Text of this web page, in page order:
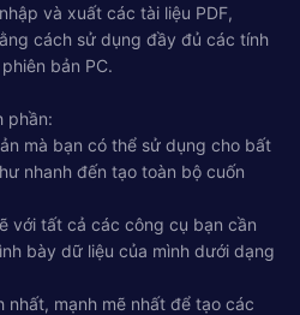
và xuất các tài liệu PDF,
cách sử dụng đầy đủ các tính
bản PC.
phần:
mà bạn có thể sử dụng cho bất
nhanh đến tạo toàn bộ cuốn
với tất cả các công cụ bạn cần
bày dữ liệu của mình dưới dạng
nhất, mạnh mẽ nhất để tạo các